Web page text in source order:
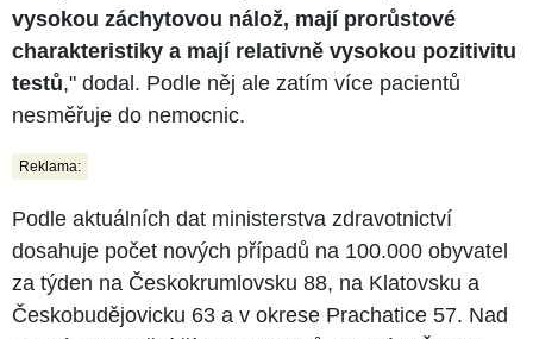
vysokou záchytovou nálož, mají prorůstové
charakteristiky a mají relativně vysokou pozitivitu
testů," dodal. Podle něj ale zatím více pacientů
nesměřuje do nemocnic.
Reklama:
Podle aktuálních dat ministerstva zdravotnictví
dosahuje počet nových případů na 100.000 obyvatel
za týden na Českokrumlovsku 88, na Klatovsku a
Českobudějovicku 63 a v okrese Prachatice 57. Nad